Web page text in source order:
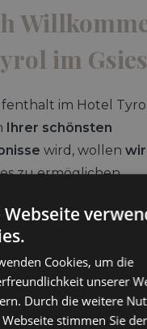
im
im Hotel
Ihrer schönsten
wird, wollen
zu ermöglichen.
S Hotel erwartet
jeglichem Komfort
Zimmern und allen
für einen
Ein besonderes
Superior Zimmer,
Webseite
Cookies, um die
unserer
Durch die weitere
stimmen Sie der